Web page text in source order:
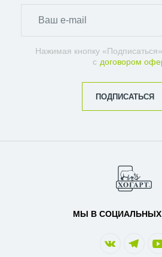
Нажимая кнопку
с договором
ПОДПИСАТЬСЯ
МЫ В СОЦИАЛЬНЫХ